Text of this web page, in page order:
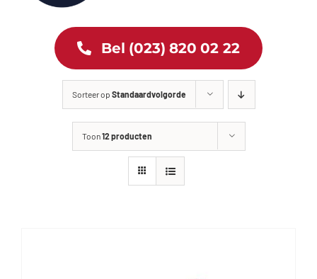
Tweewielers
Accessoires
Bel (023) 820 02 22
Sorteer op Standaardvolgorde
Toon12 producten